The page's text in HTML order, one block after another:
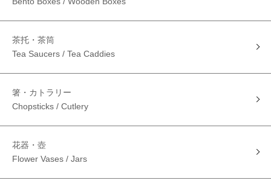
茶托・茶筒
Tea Saucers / Tea Caddies
箸・カトラリー
Chopsticks / Cutlery
花器・壺
Flower Vases / Jars